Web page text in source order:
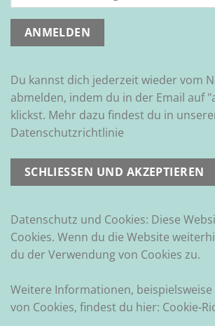
Du kannst dich jederzeit wieder vom
abmelden, indem du in der Email auf
klickst. Mehr dazu findest du in
Datenschutzrichtlinie
Datenschutz und Cookies: Diese
Cookies. Wenn du die Website
du der Verwendung von Cookies zu.
Weitere Informationen,
von Cookies, findest du hier: Cookie-